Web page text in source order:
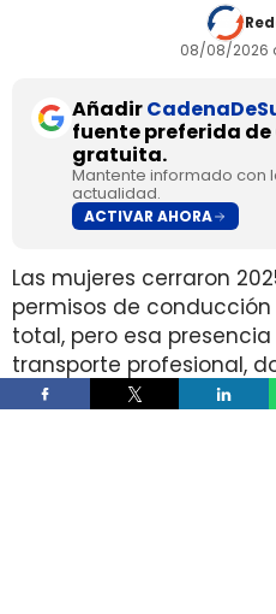
08/08/2026
Añadir
fuente preferida
gratuita.
Mantente informado con
actualidad.
ACTIVAR AHORA
Las mujeres cerraron
permisos de conducción
total, pero esa
transporte profesional,
representan el 2% de un